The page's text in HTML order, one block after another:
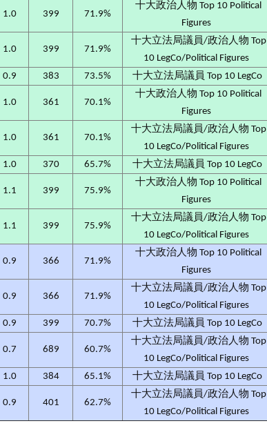
1.0 399 71.9%
十大政治人物 Top 10 Political
Figures
1.0 399 71.9%
十大立法局議員/政治人物 Top
10 LegCo/Political Figures
0.9 383 73.5% 十大立法局議員 Top 10 LegCo
1.0 361 70.1%
十大政治人物 Top 10 Political
Figures
1.0 361 70.1%
十大立法局議員/政治人物 Top
10 LegCo/Political Figures
1.0 370 65.7% 十大立法局議員 Top 10 LegCo
1.1 399 75.9%
十大政治人物 Top 10 Political
Figures
1.1 399 75.9%
十大立法局議員/政治人物 Top
10 LegCo/Political Figures
0.9 366 71.9%
十大政治人物 Top 10 Political
Figures
0.9 366 71.9%
十大立法局議員/政治人物 Top
10 LegCo/Political Figures
0.9 399 70.7% 十大立法局議員 Top 10 LegCo
0.7 689 60.7%
十大立法局議員/政治人物 Top
10 LegCo/Political Figures
1.0 384 65.1% 十大立法局議員 Top 10 LegCo
0.9 401 62.7%
十大立法局議員/政治人物 Top
10 LegCo/Political Figures